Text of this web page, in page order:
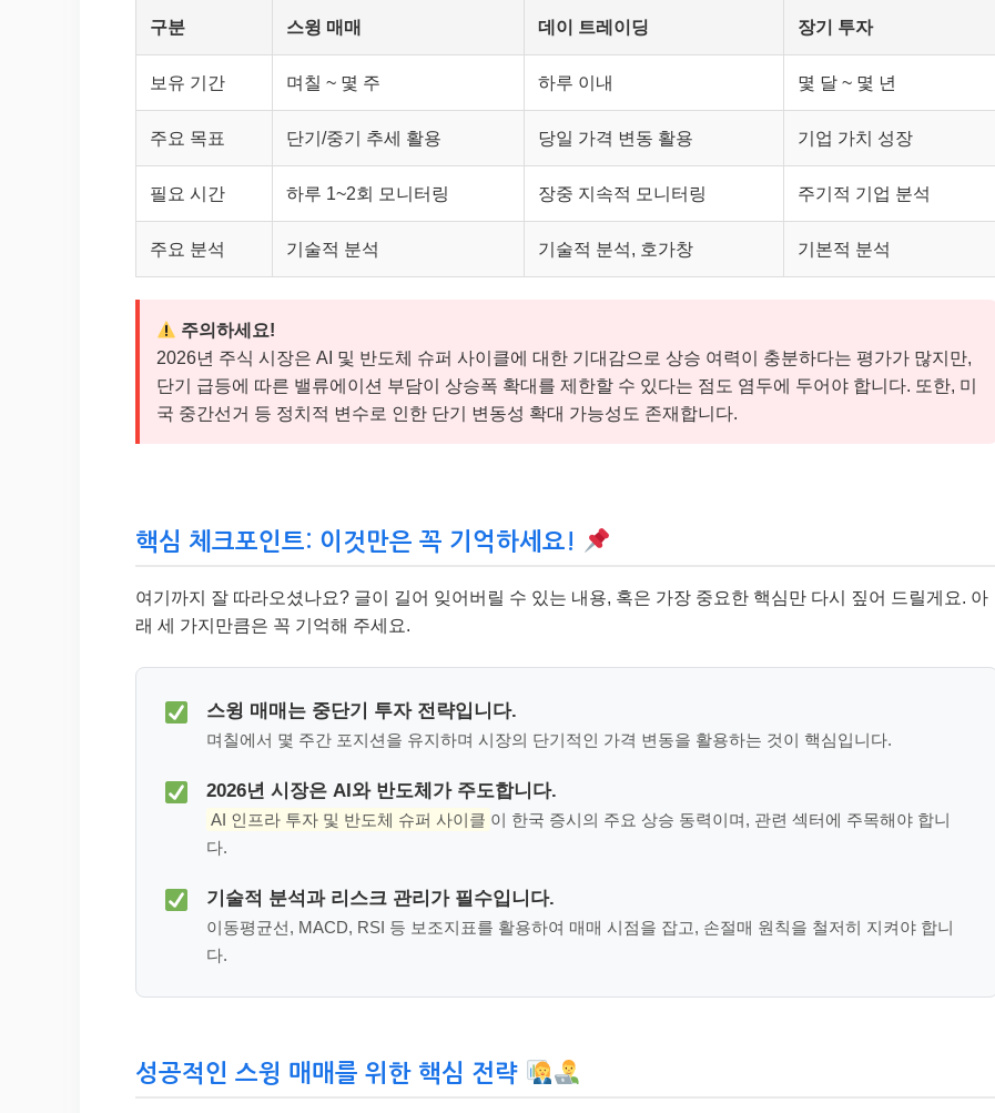
구분 스윙 매매 데이 트레이딩 장기 투자
보유 기간 며칠 ~ 몇 주 하루 이내 몇 달 ~ 몇 년
주요 목표 단기/중기 추세 활용 당일 가격 변동 활용 기업 가치 성장
필요 시간 하루 1~2회 모니터링 장중 지속적 모니터링 주기적 기업 분석
주요 분석 기술적 분석 기술적 분석, 호가창 기본적 분석
주의하세요!
2026년 주식 시장은 AI 및 반도체 슈퍼 사이클에 대한 기대감으로 상승 여력이 충분하다는 평가가 많지만,
단기 급등에 따른 밸류에이션 부담이 상승폭 확대를 제한할 수 있다는 점도 염두에 두어야 합니다. 또한, 미
국 중간선거 등 정치적 변수로 인한 단기 변동성 확대 가능성도 존재합니다.
핵심 체크포인트: 이것만은 꼭 기억하세요!
여기까지 잘 따라오셨나요? 글이 길어 잊어버릴 수 있는 내용, 혹은 가장 중요한 핵심만 다시 짚어 드릴게요. 아
래 세 가지만큼은 꼭 기억해 주세요.
스윙 매매는 중단기 투자 전략입니다.
며칠에서 몇 주간 포지션을 유지하며 시장의 단기적인 가격 변동을 활용하는 것이 핵심입니다.
2026년 시장은 AI와 반도체가 주도합니다.
AI 인프라 투자 및 반도체 슈퍼 사이클 이 한국 증시의 주요 상승 동력이며, 관련 섹터에 주목해야 합니
다.
기술적 분석과 리스크 관리가 필수입니다.
이동평균선, MACD, RSI 등 보조지표를 활용하여 매매 시점을 잡고, 손절매 원칙을 철저히 지켜야 합니
다.
성공적인 스윙 매매를 위한 핵심 전략